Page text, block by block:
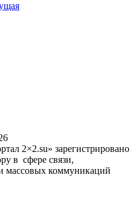
2×2.su» зарегистрировано
в сфере связи,
массовых коммуникаций